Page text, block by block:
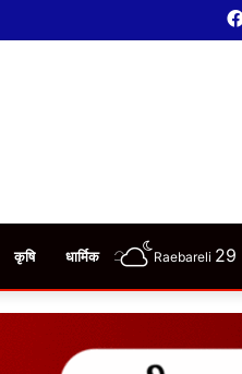
कृषि धार्मिक Raebareli 29